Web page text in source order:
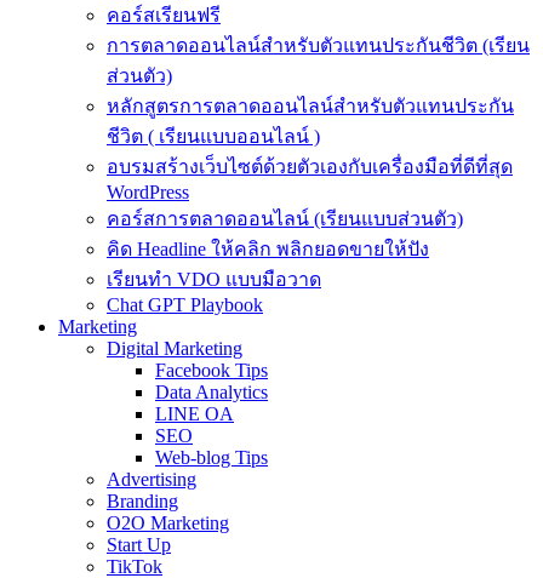
คอร์สเรียนฟรี
การตลาดออนไลน์สำหรับตัวแทนประกันชีวิต (เรียน
ส่วนตัว)
หลักสูตรการตลาดออนไลน์สำหรับตัวแทนประกัน
ชีวิต ( เรียนแบบออนไลน์ )
อบรมสร้างเว็บไซต์ด้วยตัวเองกับเครื่องมือที่ดีที่สุด
WordPress
คอร์สการตลาดออนไลน์ (เรียนแบบส่วนตัว)
คิด Headline ให้คลิก พลิกยอดขายให้ปัง
เรียนทำ VDO แบบมือวาด
Chat GPT Playbook
Marketing
Digital Marketing
Facebook Tips
Data Analytics
LINE OA
SEO
Web-blog Tips
Advertising
Branding
O2O Marketing
Start Up
TikTok